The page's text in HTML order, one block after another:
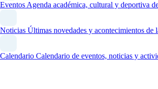
Eventos Agenda académica, cultural y deportiva
Noticias Últimas novedades y acontecimientos de
Calendario Calendario de eventos, noticias y